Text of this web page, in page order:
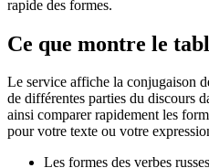
rapide des formes.
Ce que montre le
Le service affiche la conjugaison
de différentes parties du discours
ainsi comparer rapidement les
pour votre texte ou votre
Les formes des verbes